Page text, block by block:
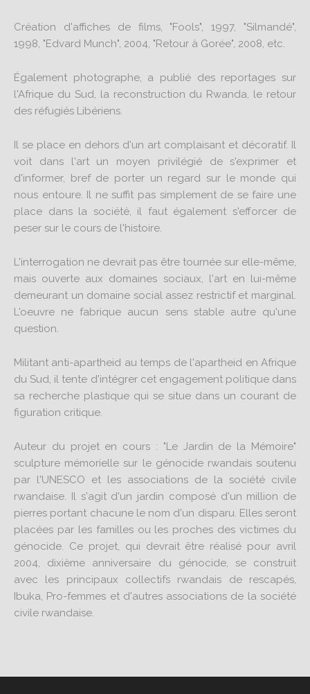
Création d'affiches de films, "Fools", 1997, "Silmandé",
1998, "Edvard Munch", 2004, "Retour à Gorée", 2008, etc.
Également photographe, a publié des reportages sur
l'Afrique du Sud, la reconstruction du Rwanda, le retour
des réfugiés Libériens.
Il se place en dehors d'un art complaisant et décoratif. Il
voit dans l'art un moyen privilégié de s'exprimer et
d'informer, bref de porter un regard sur le monde qui
nous entoure. Il ne suffit pas simplement de se faire une
place dans la société, il faut également s'efforcer de
peser sur le cours de l'histoire.
L'interrogation ne devrait pas être tournée sur elle-même,
mais ouverte aux domaines sociaux, l'art en lui-même
demeurant un domaine social assez restrictif et marginal.
L'oeuvre ne fabrique aucun sens stable autre qu'une
question.
Militant anti-apartheid au temps de l'apartheid en Afrique
du Sud, il tente d'intégrer cet engagement politique dans
sa recherche plastique qui se situe dans un courant de
figuration critique.
Auteur du projet en cours : "Le Jardin de la Mémoire"
sculpture mémorielle sur le génocide rwandais soutenu
par l'UNESCO et les associations de la société civile
rwandaise. Il s'agit d'un jardin composé d'un million de
pierres portant chacune le nom d'un disparu. Elles seront
placées par les familles ou les proches des victimes du
génocide. Ce projet, qui devrait être réalisé pour avril
2004, dixième anniversaire du génocide, se construit
avec les principaux collectifs rwandais de rescapés,
Ibuka, Pro-femmes et d'autres associations de la société
civile rwandaise.